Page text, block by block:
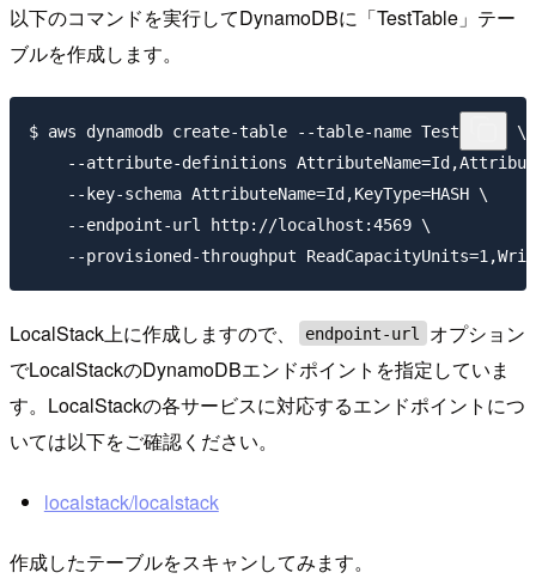
以下のコマンドを実行してDynamoDBに「TestTable」テー
ブルを作成します。
$ aws dynamodb create-table --table-name TestTable \
--attribute-definitions
    --key-schema AttributeName=Id,KeyType=HASH \
    --endpoint-url http://localhost:4569 \
LocalStack上に作成しますので、 endpoint-url
オプション
でLocalStackのDynamoDBエンドポイントを指定していま
す。LocalStackの各サービスに対応するエンドポイントにつ
いては以下をご確認ください。
localstack/localstack
作成したテーブルをスキャンしてみます。